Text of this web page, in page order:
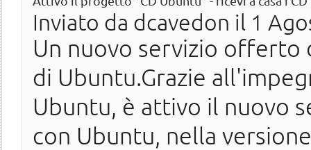
Inviato da dcavedon il 1
Un nuovo servizio offerto
di Ubuntu.Grazie
Ubuntu, è attivo il nuovo
con Ubuntu, nella